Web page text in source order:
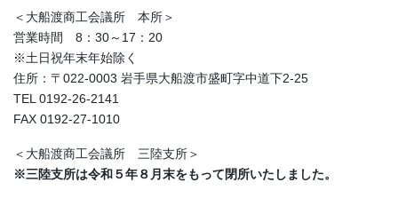
＜大船渡商工会議所 本所＞
営業時間 8：30～17：20
※土日祝年末年始除く
住所：〒022-0003 岩手県大船渡市盛町字中道下2-25
TEL 0192-26-2141
FAX 0192-27-1010
＜大船渡商工会議所 三陸支所＞
※三陸支所は令和５年８月末をもって閉所いたしました。